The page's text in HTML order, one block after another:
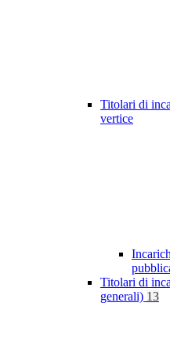
Titolari di
vertice
Titolari di
generali) 13